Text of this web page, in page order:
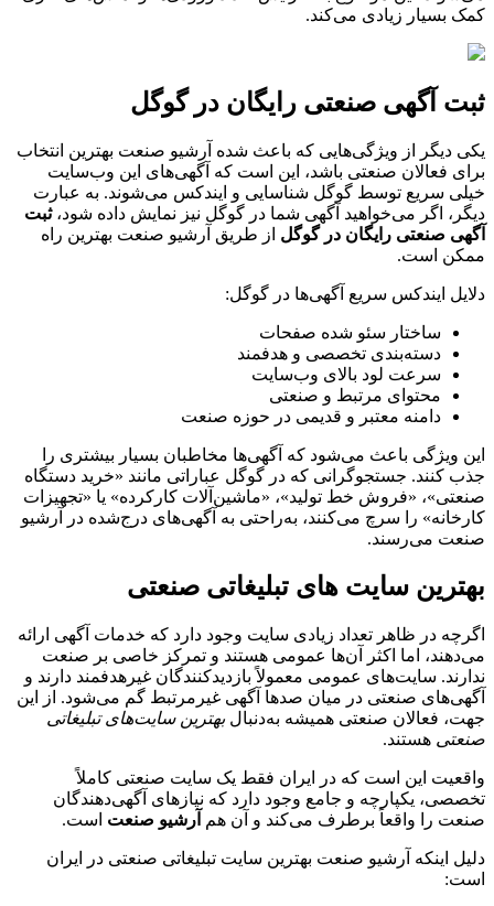
کمک بسیار زیادی می‌کند.
ثبت آگهی صنعتی رایگان در گوگل
یکی دیگر از ویژگی‌هایی که باعث شده آرشیو صنعت بهترین انتخاب
برای فعالان صنعتی باشد، این است که آگهی‌های این وب‌سایت
خیلی سریع توسط گوگل شناسایی و ایندکس می‌شوند. به عبارت
دیگر، اگر می‌خواهید آگهی شما در گوگل نیز نمایش داده شود،ثبت
آگهی صنعتی رایگان در گوگل از طریق آرشیو صنعت بهترین راه
ممکن است.
دلایل ایندکس سریع آگهی‌ها در گوگل:
ساختار سئو شده صفحات
دسته‌بندی تخصصی و هدفمند
سرعت لود بالای وب‌سایت
محتوای مرتبط و صنعتی
دامنه معتبر و قدیمی در حوزه صنعت
این ویژگی باعث می‌شود که آگهی‌ها مخاطبان بسیار بیشتری را
جذب کنند. جستجوگرانی که در گوگل عباراتی مانند «خرید دستگاه
صنعتی»، «فروش خط تولید»، «ماشین‌آلات کارکرده» یا «تجهیزات
کارخانه» را سرچ می‌کنند، به‌راحتی به آگهی‌های درج‌شده در آرشیو
صنعت می‌رسند.
بهترین سایت های تبلیغاتی صنعتی
اگرچه در ظاهر تعداد زیادی سایت وجود دارد که خدمات آگهی ارائه
می‌دهند، اما اکثر آن‌ها عمومی هستند و تمرکز خاصی بر صنعت
ندارند. سایت‌های عمومی معمولاً بازدیدکنندگان غیرهدفمند دارند و
آگهی‌های صنعتی در میان صدها آگهی غیرمرتبط گم می‌شود. از این
جهت، فعالان صنعتی همیشه به‌دنبالبهترین سایت‌های تبلیغاتی
صنعتی هستند.
واقعیت این است که در ایران فقط یک سایت صنعتی کاملاً
تخصصی، یکپارچه و جامع وجود دارد که نیازهای آگهی‌دهندگان
صنعت را واقعاً برطرف می‌کند و آن هم آرشیو صنعت است.
دلیل اینکه آرشیو صنعت بهترین سایت تبلیغاتی صنعتی در ایران
است: